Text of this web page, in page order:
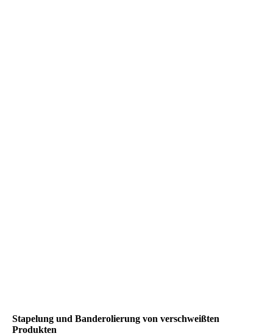
Stapelung und Banderolierung von verschweißten
Produkten